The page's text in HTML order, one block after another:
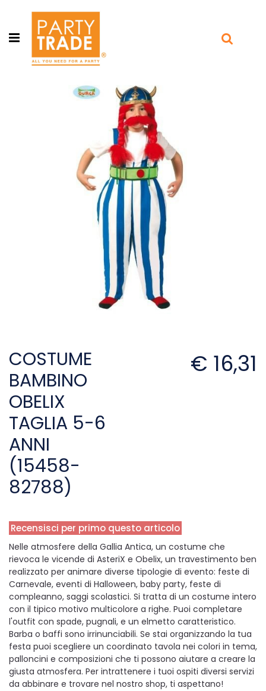
Open menu
COSTUME
BAMBINO
OBELIX
TAGLIA 5-6
ANNI
(15458-
82788)
€ 16,31
Recensisci per primo questo articolo
Nelle atmosfere della Gallia Antica, un costume che
rievoca le vicende di AsteriX e Obelix, un travestimento ben
realizzato per animare diverse tipologie di evento: feste di
Carnevale, eventi di Halloween, baby party, feste di
compleanno, saggi scolastici. Si tratta di un costume intero
con il tipico motivo multicolore a righe. Puoi completare
l'outfit con spade, pugnali, e un elmetto caratteristico.
Barba o baffi sono irrinunciabili. Se stai organizzando la tua
festa puoi scegliere un coordinato tavola nei colori in tema,
palloncini e composizioni che ti possono aiutare a creare la
giusta atmosfera. Per intrattenere i tuoi ospiti diversi servizi
da abbinare e trovare nel nostro shop, ti aspettano!